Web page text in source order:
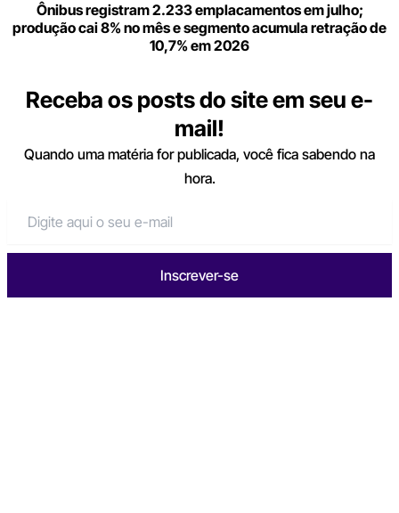
Ônibus registram 2.233 emplacamentos em julho;
produção cai 8% no mês e segmento acumula retração de
10,7% em 2026
Receba os posts do site em seu e-
mail!
Quando uma matéria for publicada, você fica sabendo na
hora.
Inscrever-se